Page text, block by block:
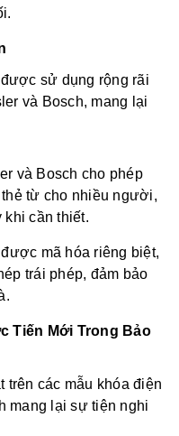
sử dụng rộng rãi
và Bosch, mang lại
và Bosch cho phép
từ cho nhiều người,
khi cần thiết.
mã hóa riêng biệt,
trái phép, đảm bảo
Tiến Mới Trong Bảo
trên các mẫu khóa điện
mang lại sự tiện nghi